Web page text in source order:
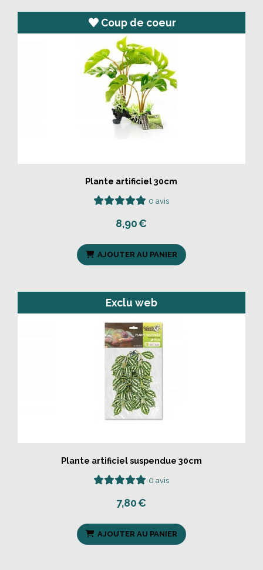
Coup de coeur
Plante artificiel 30cm
8,90€
0 avis
AJOUTER AU PANIER
Exclu web
Plante artificiel suspendue 30cm
7,80€
0 avis
AJOUTER AU PANIER